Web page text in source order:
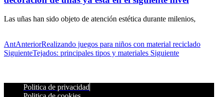
Las uñas han sido objeto de atención estética durante milenios,
AntAnteriorRealizando juegos para niños con material reciclado
SiguienteTejados: principales tipos y materiales Siguiente
Politica de privacidad